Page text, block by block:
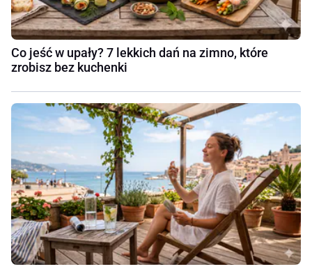
Co jeść w upały? 7 lekkich dań na zimno, które
zrobisz bez kuchenki